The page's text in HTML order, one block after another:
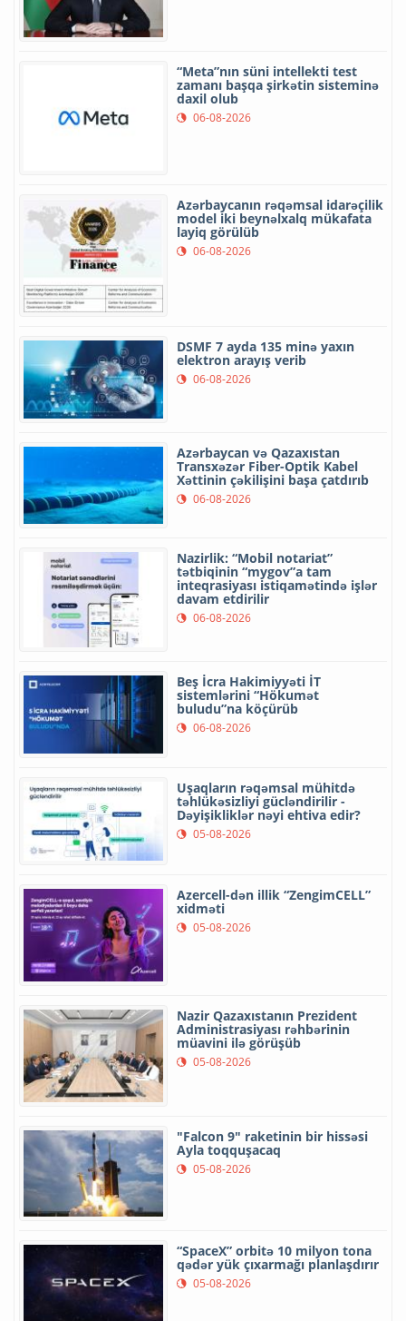
“Meta”nın süni intellekti test
zamanı başqa şirkətin sisteminə
daxil olub
06-08-2026
Azərbaycanın rəqəmsal idarəçilik
model iki beynəlxalq mükafata
layiq görülüb
06-08-2026
DSMF 7 ayda 135 minə yaxın
elektron arayış verib
06-08-2026
Azərbaycan və Qazaxıstan
Transxəzər Fiber-Optik Kabel
Xəttinin çəkilişini başa çatdırıb
06-08-2026
Nazirlik: “Mobil notariat”
tətbiqinin “mygov”a tam
inteqrasiyası istiqamətində işlər
davam etdirilir
06-08-2026
Beş İcra Hakimiyyəti İT
sistemlərini “Hökumət
buludu”na köçürüb
06-08-2026
Uşaqların rəqəmsal mühitdə
təhlükəsizliyi gücləndirilir -
Dəyişikliklər nəyi ehtiva edir?
05-08-2026
Azercell-dən illik “ZengimCELL”
xidməti
05-08-2026
Nazir Qazaxıstanın Prezident
Administrasiyası rəhbərinin
müavini ilə görüşüb
05-08-2026
"Falcon 9" raketinin bir hissəsi
Ayla toqquşacaq
05-08-2026
“SpaceX” orbitə 10 milyon tona
qədər yük çıxarmağı planlaşdırır
05-08-2026